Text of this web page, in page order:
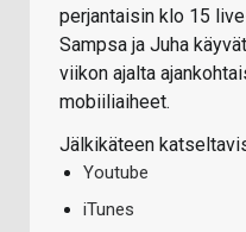
perjantaisin klo 15
Sampsa ja Juha
viikon ajalta
mobiiliaiheet.
Jälkikäteen
Youtube
iTunes